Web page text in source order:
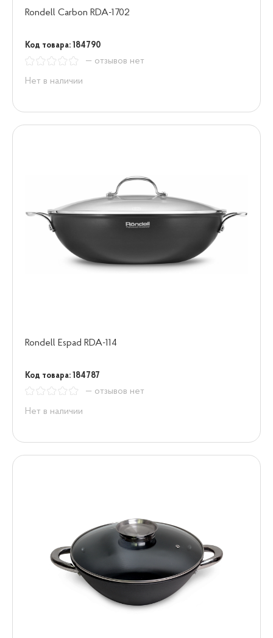
Rondell Carbon RDA-1702
Код товара: 184790
— отзывов нет
Нет в наличии
Rondell Espad RDA-114
Код товара: 184787
— отзывов нет
Нет в наличии